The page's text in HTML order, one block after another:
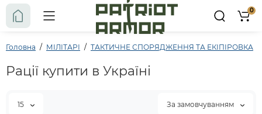
0
Головна МІЛІТАРІ ТАКТИЧНЕ СПОРЯДЖЕННЯ ТА ЕКІПІРОВКА
Рації купити в Україні
15 За замовчуванням